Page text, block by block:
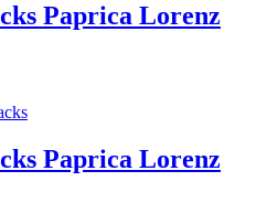
Paprica Lorenz
Paprica Lorenz